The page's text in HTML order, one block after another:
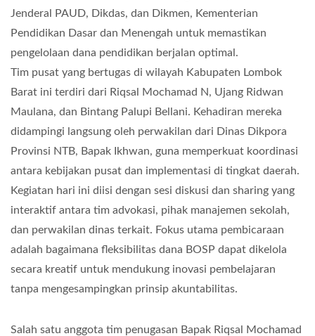
Jenderal PAUD, Dikdas, dan Dikmen, Kementerian
Pendidikan Dasar dan Menengah untuk memastikan
pengelolaan dana pendidikan berjalan optimal.
Tim pusat yang bertugas di wilayah Kabupaten Lombok
Barat ini terdiri dari Riqsal Mochamad N, Ujang Ridwan
Maulana, dan Bintang Palupi Bellani. Kehadiran mereka
didampingi langsung oleh perwakilan dari Dinas Dikpora
Provinsi NTB, Bapak Ikhwan, guna memperkuat koordinasi
antara kebijakan pusat dan implementasi di tingkat daerah.
Kegiatan hari ini diisi dengan sesi diskusi dan sharing yang
interaktif antara tim advokasi, pihak manajemen sekolah,
dan perwakilan dinas terkait. Fokus utama pembicaraan
adalah bagaimana fleksibilitas dana BOSP dapat dikelola
secara kreatif untuk mendukung inovasi pembelajaran
tanpa mengesampingkan prinsip akuntabilitas.
Salah satu anggota tim penugasan Bapak Riqsal Mochamad